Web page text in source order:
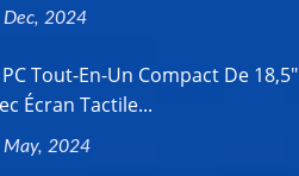
Dec, 2024
PC Tout-En-Un Compact De 18,5"
Écran Tactile...
May, 2024